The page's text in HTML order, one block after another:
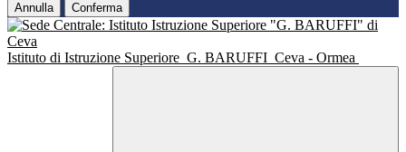
Annulla Conferma
Istituto di Istruzione Superiore G. BARUFFI Ceva - Ormea